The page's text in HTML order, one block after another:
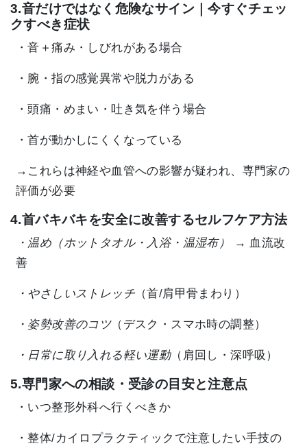
3.音だけではなく危険なサイン｜今すぐチェッ
クすべき症状
・音＋痛み・しびれがある場合
・腕・指の感覚異常や脱力がある
・頭痛・めまい・吐き気を伴う場合
・首が動かしにくくなっている
→これらは神経や血管への影響が疑われ、専門家の
評価が必要
4.首バキバキを安全に改善するセルフケア方法
・温め（ホットタオル・入浴・温湿布）
→ 血流改
善
・やさしいストレッチ（首/肩甲骨まわり）
・姿勢改善のコツ（デスク・スマホ時の調整）
・日常に取り入れる軽い運動（肩回し・深呼吸）
5.専門家への相談・受診の目安と注意点
・いつ整形外科へ行くべきか
・整体/カイロプラクティックで注意したい手技の